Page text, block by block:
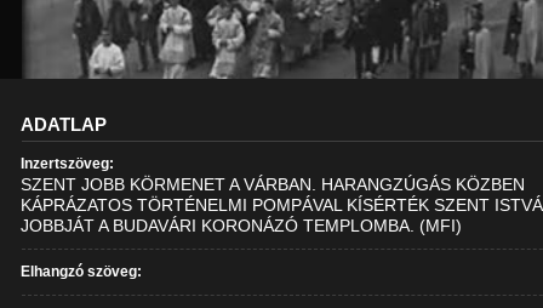
ADATLAP
Inzertszöveg:
SZENT JOBB KÖRMENET A VÁRBAN. HARANGZÚGÁS KÖZBEN
KÁPRÁZATOS TÖRTÉNELMI POMPÁVAL KÍSÉRTÉK SZENT
JOBBJÁT A BUDAVÁRI KORONÁZÓ TEMPLOMBA. (MFI)
Elhangzó szöveg: